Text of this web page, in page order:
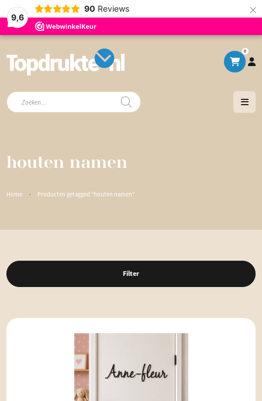
9,6
90 Reviews ×
0
Producten
zoeken
houten namen
Home · Producten getagged “houten namen”
Filter